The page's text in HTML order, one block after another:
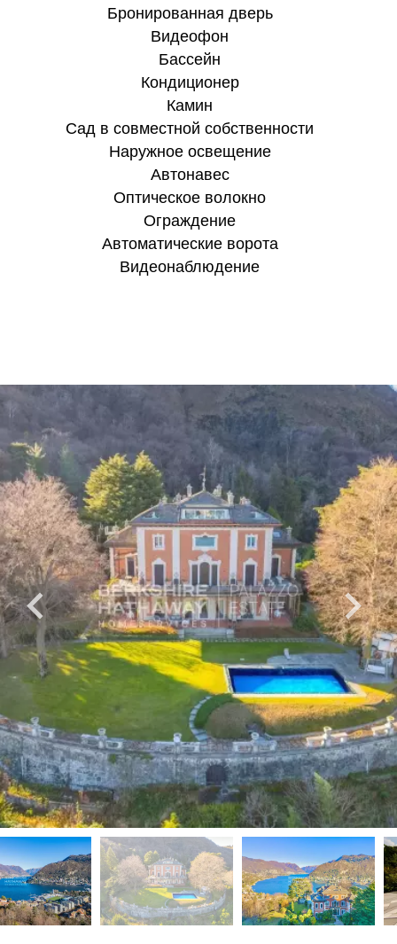
Бронированная дверь
Видеофон
Бассейн
Кондиционер
Камин
Сад в совместной собственности
Наружное освещение
Aвтонавес
Оптическое волокно
Ограждение
Автоматические ворота
Видеонаблюдение